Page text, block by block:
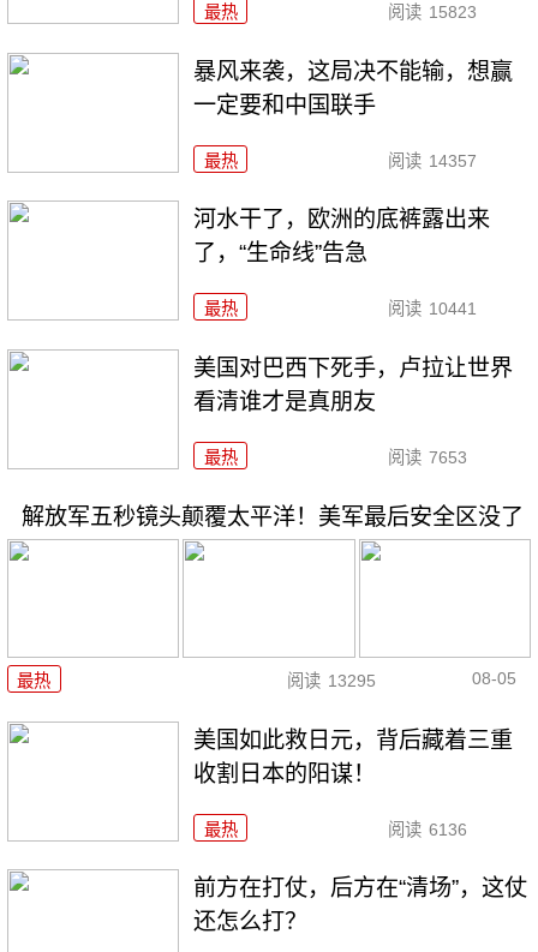
最热 阅读 15823
暴风来袭，这局决不能输，想赢
一定要和中国联手
最热 阅读 14357
河水干了，欧洲的底裤露出来
了，“生命线”告急
最热 阅读 10441
美国对巴西下死手，卢拉让世界
看清谁才是真朋友
最热 阅读 7653
解放军五秒镜头颠覆太平洋！美军最后安全区没了
最热 阅读 13295 08-05
美国如此救日元，背后藏着三重
收割日本的阳谋！
最热 阅读 6136
前方在打仗，后方在“清场”，这仗
还怎么打？